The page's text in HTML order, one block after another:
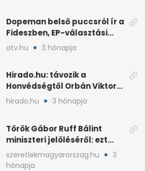
Dopeman belső puccsról ír a
Fideszben, EP-választási
árral
atv.hu 3 hónapja
Hirado.hu: távozik a
Honvédségtől Orbán Viktor
fia, Orbán Gáspár
hirado.hu 3 hónapja
Török Gábor Ruff Bálint
miniszteri jelöléséről: ezt
írta a posztjában
szeretlekmagyarorszag.hu
3
hónapja